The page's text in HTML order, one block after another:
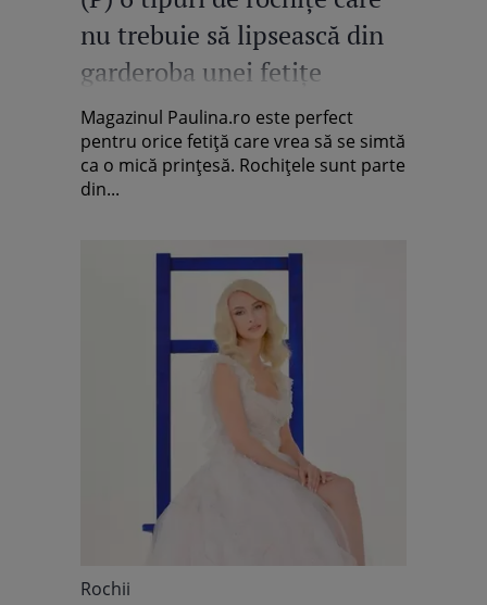
nu trebuie să lipsească din
garderoba unei fetițe
Magazinul Paulina.ro este perfect
pentru orice fetiță care vrea să se simtă
ca o mică prințesă. Rochițele sunt parte
din...
Rochii